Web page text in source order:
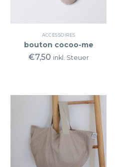
ACCESSOIRES
bouton cocoo-me
€7,50 inkl. Steuer